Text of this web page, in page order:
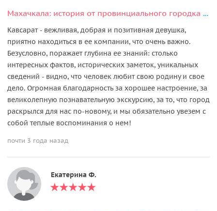
Махачкала: история от провинциального городка до столицы республики
Кавсарат - вежливая, добрая и позитивная девушка,
приятно находиться в ее компании, что очень важно.
Безусловно, поражает глубина ее знаний: столько
интересных фактов, исторических заметок, уникальных
сведений - видно, что человек любит свою родину и свое
дело. Огромная благодарность за хорошее настроение, за
великолепную познавательную экскурсию, за то, что город
раскрылся для нас по-новому, и мы обязательно увезем с
собой теплые воспоминания о нем!
почти 3 года назад
Екатерина Ф.